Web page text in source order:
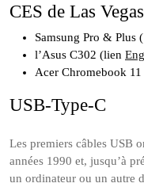
CES de Las Vegas
Samsung Pro & Plus
l’Asus C302 (lien
Acer Chromebook
USB-Type-C
Les premiers câbles USB
années 1990 et, jusqu’à
un ordinateur ou un autre